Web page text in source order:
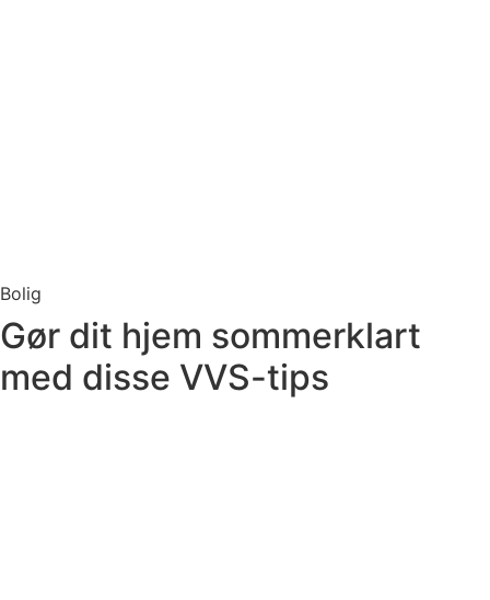
Bolig
Gør dit hjem sommerklart
med disse VVS-tips